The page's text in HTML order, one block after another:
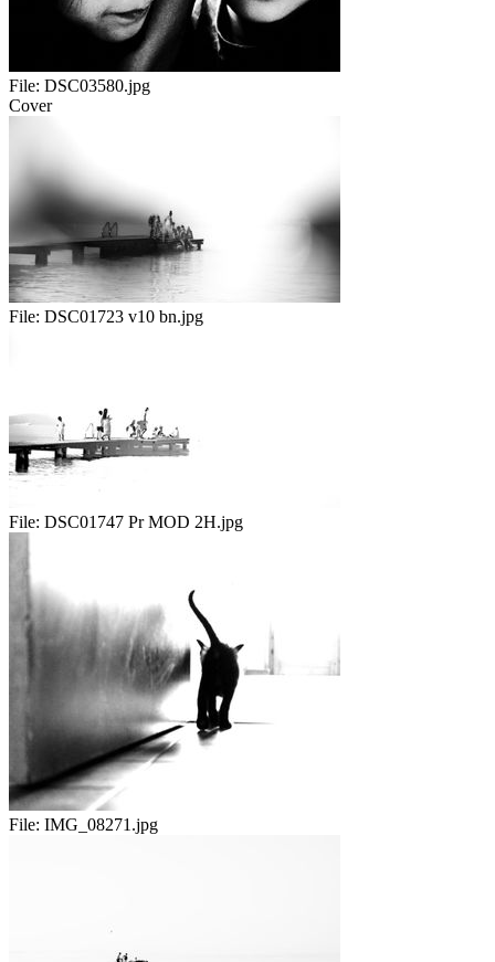
File: DSC03580.jpg
Cover
File: DSC01723 v10 bn.jpg
File: DSC01747 Pr MOD 2H.jpg
File: IMG_08271.jpg